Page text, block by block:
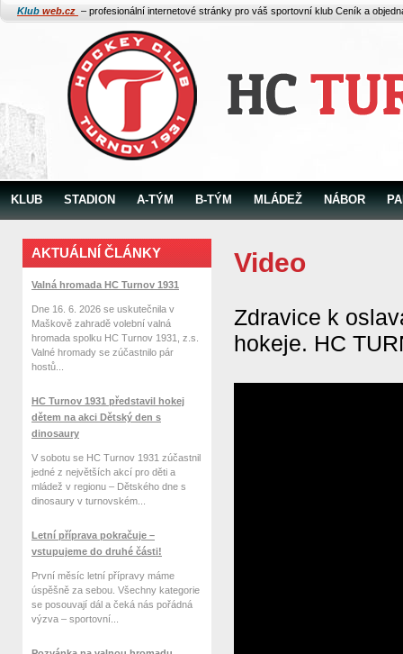
Klub web.cz – profesionální internetové stránky pro váš sportovní klub Ceník a
KLUB STADION A-TÝM B-TÝM MLÁDEŽ NÁBOR
Video
Zdravice k
hokeje. HC
AKTUÁLNÍ ČLÁNKY
Valná hromada HC Turnov 1931
Dne 16. 6. 2026 se uskutečnila v
Maškově zahradě volební valná
hromada spolku HC Turnov 1931, z.s.
Valné hromady se zúčastnilo pár
hostů...
HC Turnov 1931 představil hokej
dětem na akci Dětský den s
dinosaury
V sobotu se HC Turnov 1931 zúčastnil
jedné z největších akcí pro děti a
mládež v regionu – Dětského dne s
dinosaury v turnovském...
Letní příprava pokračuje –
vstupujeme do druhé části!
První měsíc letní přípravy máme
úspěšně za sebou. Všechny kategorie
se posouvají dál a čeká nás pořádná
výzva – sportovní...